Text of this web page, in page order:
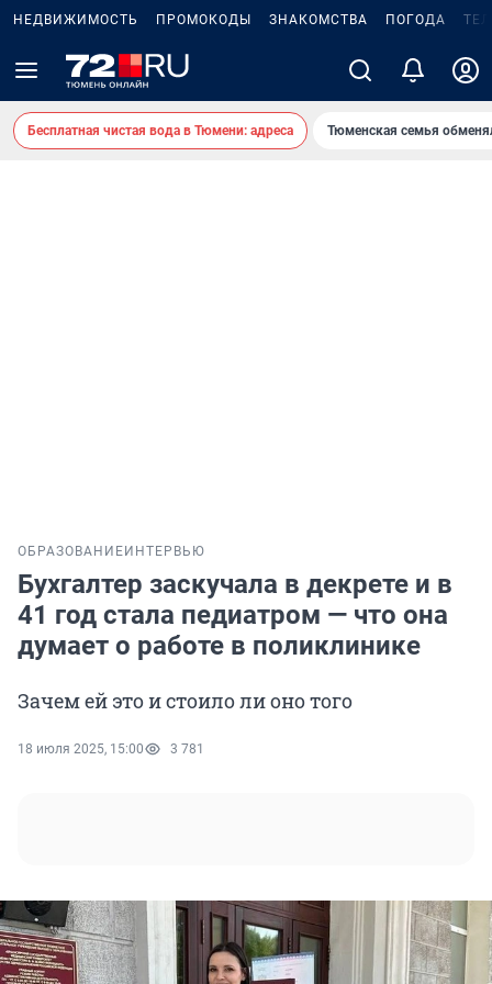
НЕДВИЖИМОСТЬ ПРОМОКОДЫ ЗНАКОМСТВА ПОГОДА
Бесплатная чистая вода в Тюмени: адреса Тюменская семья
ОБРАЗОВАНИЕ ИНТЕРВЬЮ
Бухгалтер заскучала в декрете и в
41 год стала педиатром — что она
думает о работе в поликлинике
Зачем ей это и стоило ли оно того
18 июля 2025, 15:00 3 781